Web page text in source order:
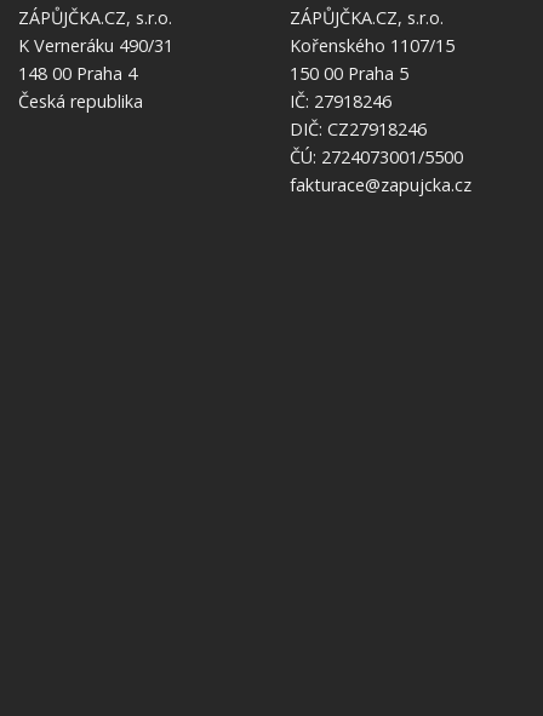
ZÁPŮJČKA.CZ, s.r.o.
K Verneráku 490/31
148 00 Praha 4
Česká republika
ZÁPŮJČKA.CZ, s.r.o.
Kořenského 1107/15
150 00 Praha 5
IČ: 27918246
DIČ: CZ27918246
ČÚ: 2724073001/5500
fakturace@zapujcka.cz